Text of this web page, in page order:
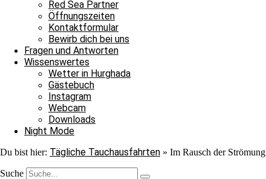
Red Sea Partner
Öffnungszeiten
Kontaktformular
Bewirb dich bei uns
Fragen und Antworten
Wissenswertes
Wetter in Hurghada
Gästebuch
Instagram
Webcam
Downloads
Night Mode
Du bist hier: Tägliche Tauchausfahrten » Im Rausch der Strömung
Suche